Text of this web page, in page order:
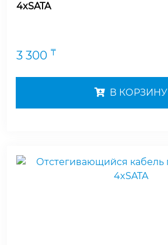
4xSATA
3 300 ₸
В КОРЗИНУ